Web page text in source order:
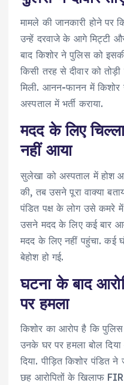
मामले की जानकारी होने पर
उन्हें दरवाजे के आगे मिट्टी
बाद किशोर ने पुलिस को
किसी तरह से दीवार को
मिली. आनन-फानन में
अस्पताल में भर्ती कराया.
मदद के लिए
नहीं आया
सुलेखा को अस्पताल में होश
की, तब उसने पूरा वाक्या
पंडित पक्ष के लोग उसे कमरे
उसने मदद के लिए कई बार
मदद के लिए नहीं पहुंचा. कई
बेहोश हो गई.
घटना के बाद
पर हमला
किशोर का आरोप है कि
उनके घर पर हमला बोल
दिया. पीड़ित किशोर पंडित
छह आरोपितों के खिलाफ